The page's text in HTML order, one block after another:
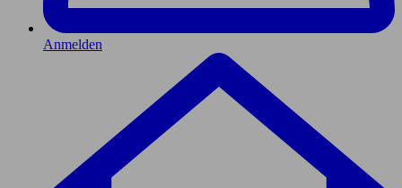
Anmelden